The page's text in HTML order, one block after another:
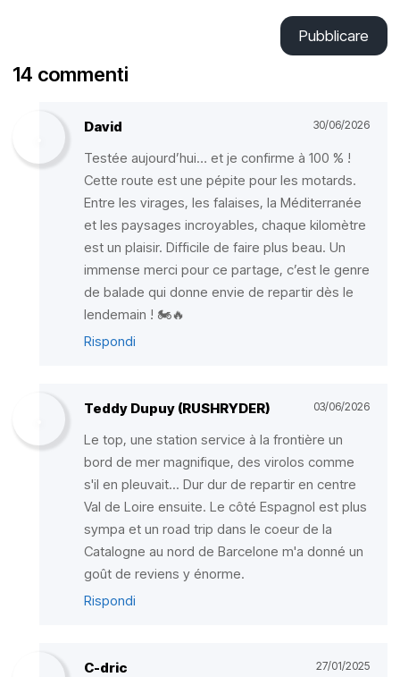
Pubblicare
14 commenti
David 30/06/2026
Testée aujourd’hui… et je confirme à 100 % !
Cette route est une pépite pour les motards.
Entre les virages, les falaises, la Méditerranée
et les paysages incroyables, chaque kilomètre
est un plaisir. Difficile de faire plus beau. Un
immense merci pour ce partage, c’est le genre
de balade qui donne envie de repartir dès le
lendemain ! 🏍️🔥
Rispondi
Teddy Dupuy (RUSHRYDER) 03/06/2026
Le top, une station service à la frontière un
bord de mer magnifique, des virolos comme
s'il en pleuvait... Dur dur de repartir en centre
Val de Loire ensuite. Le côté Espagnol est plus
sympa et un road trip dans le coeur de la
Catalogne au nord de Barcelone m'a donné un
goût de reviens y énorme.
Rispondi
C-dric 27/01/2025